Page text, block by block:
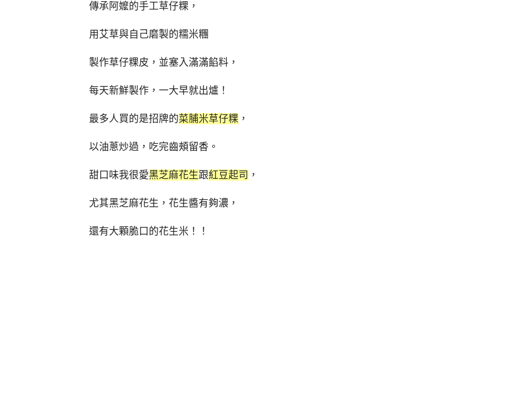
傳承阿嬤的手工草仔粿，
用艾草與自己磨製的糯米糰
製作草仔粿皮，並塞入滿滿餡料，
每天新鮮製作，一大早就出爐！
最多人買的是招牌的菜脯米草仔粿 ，
以油蔥炒過，吃完齒頰留香。
甜口味我很愛黑芝麻花生跟紅豆起司 ，
尤其黑芝麻花生，花生醬有夠濃，
還有大顆脆口的花生米！！